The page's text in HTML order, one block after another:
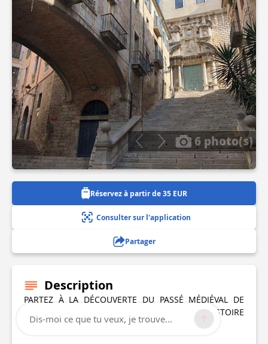
6 photo(s)
Réservez à partir de 35 EUR
Consulter sur l'application
Partager
Description
PARTEZ À LA DÉCOUVERTE DU PASSÉ MÉDIÉVAL DE
GÉRONE ET APPRENEZ-EN PLUS SUR SON HISTOIRE
GRÂCE À CETTE VISITE GUIDÉE DE LA VILLE !
Dis-moi ce que tu veux, je trouve...